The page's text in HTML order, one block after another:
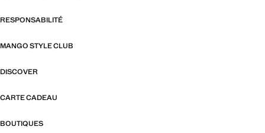
RESPONSABILITÉ
MANGO STYLE CLUB
DISCOVER
CARTE CADEAU
BOUTIQUES